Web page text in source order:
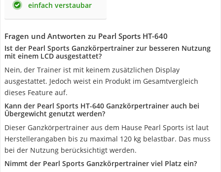
einfach verstaubar
Fragen und Antworten zu Pearl Sports HT-640
Ist der Pearl Sports Ganzkörpertrainer zur besseren Nutzung
mit einem LCD ausgestattet?
Nein, der Trainer ist mit keinem zusätzlichen Display
ausgestattet. Jedoch weist ein Produkt im Gesamtvergleich
dieses Feature auf.
Kann der Pearl Sports HT-640 Ganzkörpertrainer auch bei
Übergewicht genutzt werden?
Dieser Ganzkörpertrainer aus dem Hause Pearl Sports ist laut
Herstellerangaben bis zu maximal 120 kg belastbar. Das muss
bei der Nutzung berücksichtigt werden.
Nimmt der Pearl Sports Ganzkörpertrainer viel Platz ein?